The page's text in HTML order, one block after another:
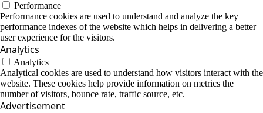
Performance
Performance cookies are used to understand and analyze the key
performance indexes of the website which helps in delivering a better
user experience for the visitors.
Analytics
Analytics
Analytical cookies are used to understand how visitors interact with the
website. These cookies help provide information on metrics the
number of visitors, bounce rate, traffic source, etc.
Advertisement